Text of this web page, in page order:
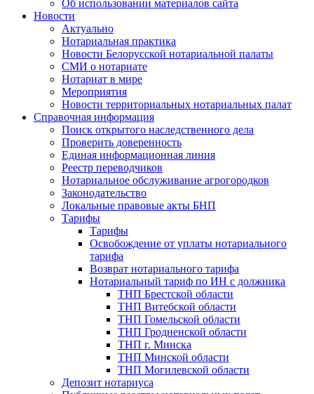
Об использовании материалов сайта
Новости
Актуально
Нотариальная практика
Новости Белорусской нотариальной палаты
СМИ о нотариате
Нотариат в мире
Мероприятия
Новости территориальных нотариальных палат
Справочная информация
Поиск открытого наследственного дела
Проверить доверенность
Единая информационная линия
Реестр переводчиков
Нотариальное обслуживание агрогородков
Законодательство
Локальные правовые акты БНП
Тарифы
Тарифы
Освобождение от уплаты нотариального
тарифа
Возврат нотариального тарифа
Нотариальный тариф по ИН с должника
ТНП Брестской области
ТНП Витебской области
ТНП Гомельской области
ТНП Гродненской области
ТНП г. Минска
ТНП Минской области
ТНП Могилевской области
Депозит нотариуса